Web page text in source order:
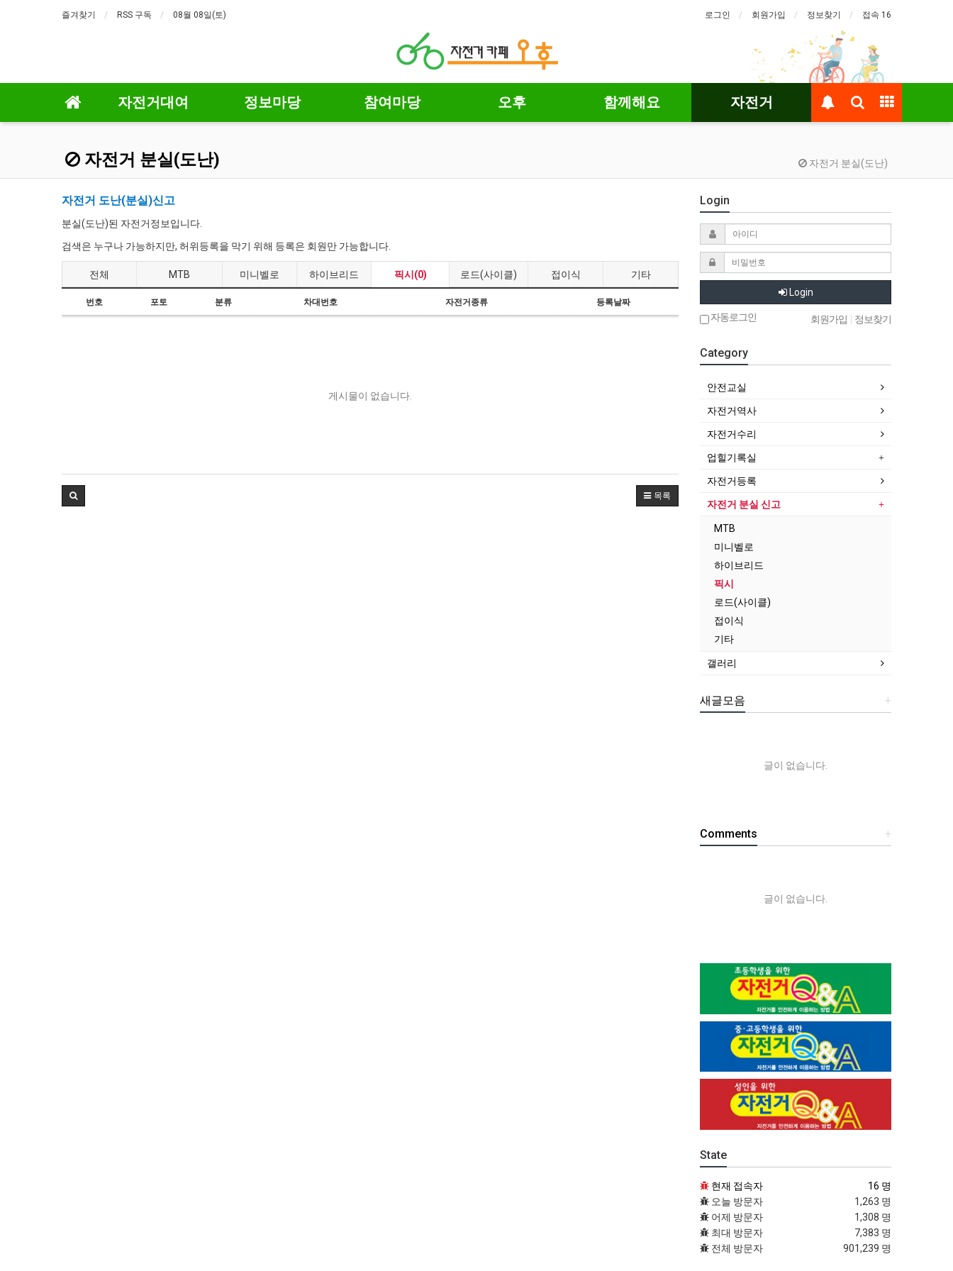
즐겨찾기 RSS 구독 08월 08일(토) 로그인 회원가입 정보찾기 접속 16
자전거대여 정보마당 참여마당 오후 함께해요 자전거
자전거 분실(도난) 자전거 분실(도난)
자전거 도난(분실)신고
분실(도난)된 자전거정보입니다.
검색은 누구나 가능하지만, 허위등록을 막기 위해 등록은 회원만 가능합니다.
전체 MTB 미니벨로 하이브리드 픽시(0) 로드(사이클) 접이식 기타
번호 포토 분류 차대번호 자전거종류 등록날짜
게시물이 없습니다.
목록
Login
Login
자동로그인 회원가입 정보찾기
Category
안전교실
자전거역사
자전거수리
업힐기록실
자전거등록
자전거 분실 신고
MTB
미니벨로
하이브리드
픽시
로드(사이클)
접이식
기타
갤러리
+
새글모음
글이 없습니다.
+
Comments
글이 없습니다.
State
현재 접속자
16 명
오늘 방문자
1,263 명
어제 방문자
1,308 명
최대 방문자
7,383 명
전체 방문자
901,239 명